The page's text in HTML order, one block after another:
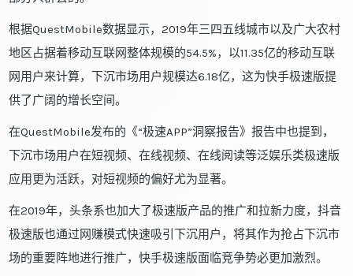
根据QuestMobile数据显示，2019年三四五线城市以及广大农村
地区占据着移动互联网整体规模的54.5%，以11.35亿的移动互联
网用户来计算，下沉市场用户规模达6.18亿，这为快手极速版提
供了广阔的增长空间。
在QuestMobile发布的《“极速APP”洞察报告》报告中也提到，
下沉市场用户在短视频、在线视频、在线阅读等泛娱乐类极速版
应用更为活跃，对短视频的偏好尤为显著。
在2019年，头条系也加大了极速版产品的推广和拉新力度，抖音
极速版也通过网赚模式快速吸引下沉用户，将其作为抢占下沉市
场的重要阵地进行推广，快手极速版面临竞争势必更加激烈。